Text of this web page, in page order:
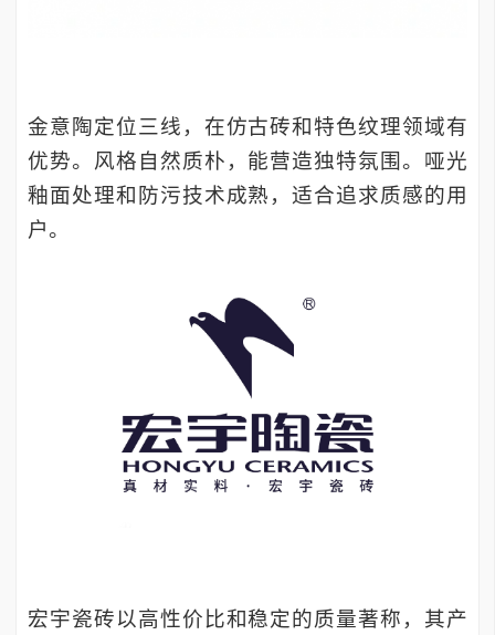
金意陶定位三线，在仿古砖和特色纹理领域有
优势。风格自然质朴，能营造独特氛围。哑光
釉面处理和防污技术成熟，适合追求质感的用
户。
宏宇瓷砖以高性价比和稳定的质量著称，其产